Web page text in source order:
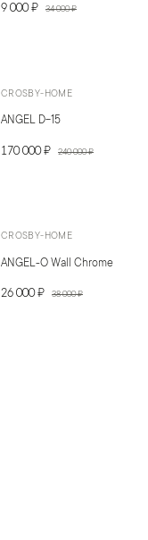
9 000 ₽ 34 000 ₽
CROSBY-HOME
ANGEL D-15
170 000 ₽ 240 000 ₽
CROSBY-HOME
ANGEL-O Wall Chrome
26 000 ₽ 38 000 ₽